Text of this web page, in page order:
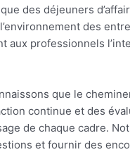
des déjeuners
des
aux professionnels
que le
continue et des
de chaque cadre.
et fournir des